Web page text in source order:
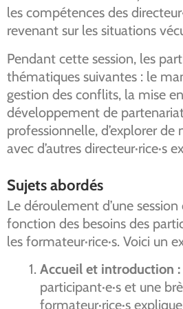
les compétences des
revenant sur les situations
Pendant cette session, les
thématiques suivantes : le
gestion des conflits, la mise
développement de
professionnelle, d’explorer
avec d’autres directeur·rice·s
Sujets abordés
Le déroulement d’une
fonction des besoins des
les formateur·rice·s. Voici un
Accueil et introduction :
participant·e·s et une
formateur·rice·s